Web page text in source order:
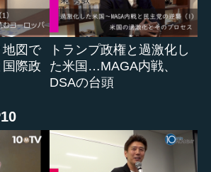
地図で
際政
トランプ政権と過激化し
た米国…MAGA内戦、
DSAの台頭